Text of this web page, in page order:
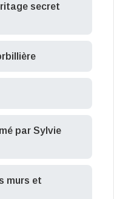
secret
par Sylvie
murs et